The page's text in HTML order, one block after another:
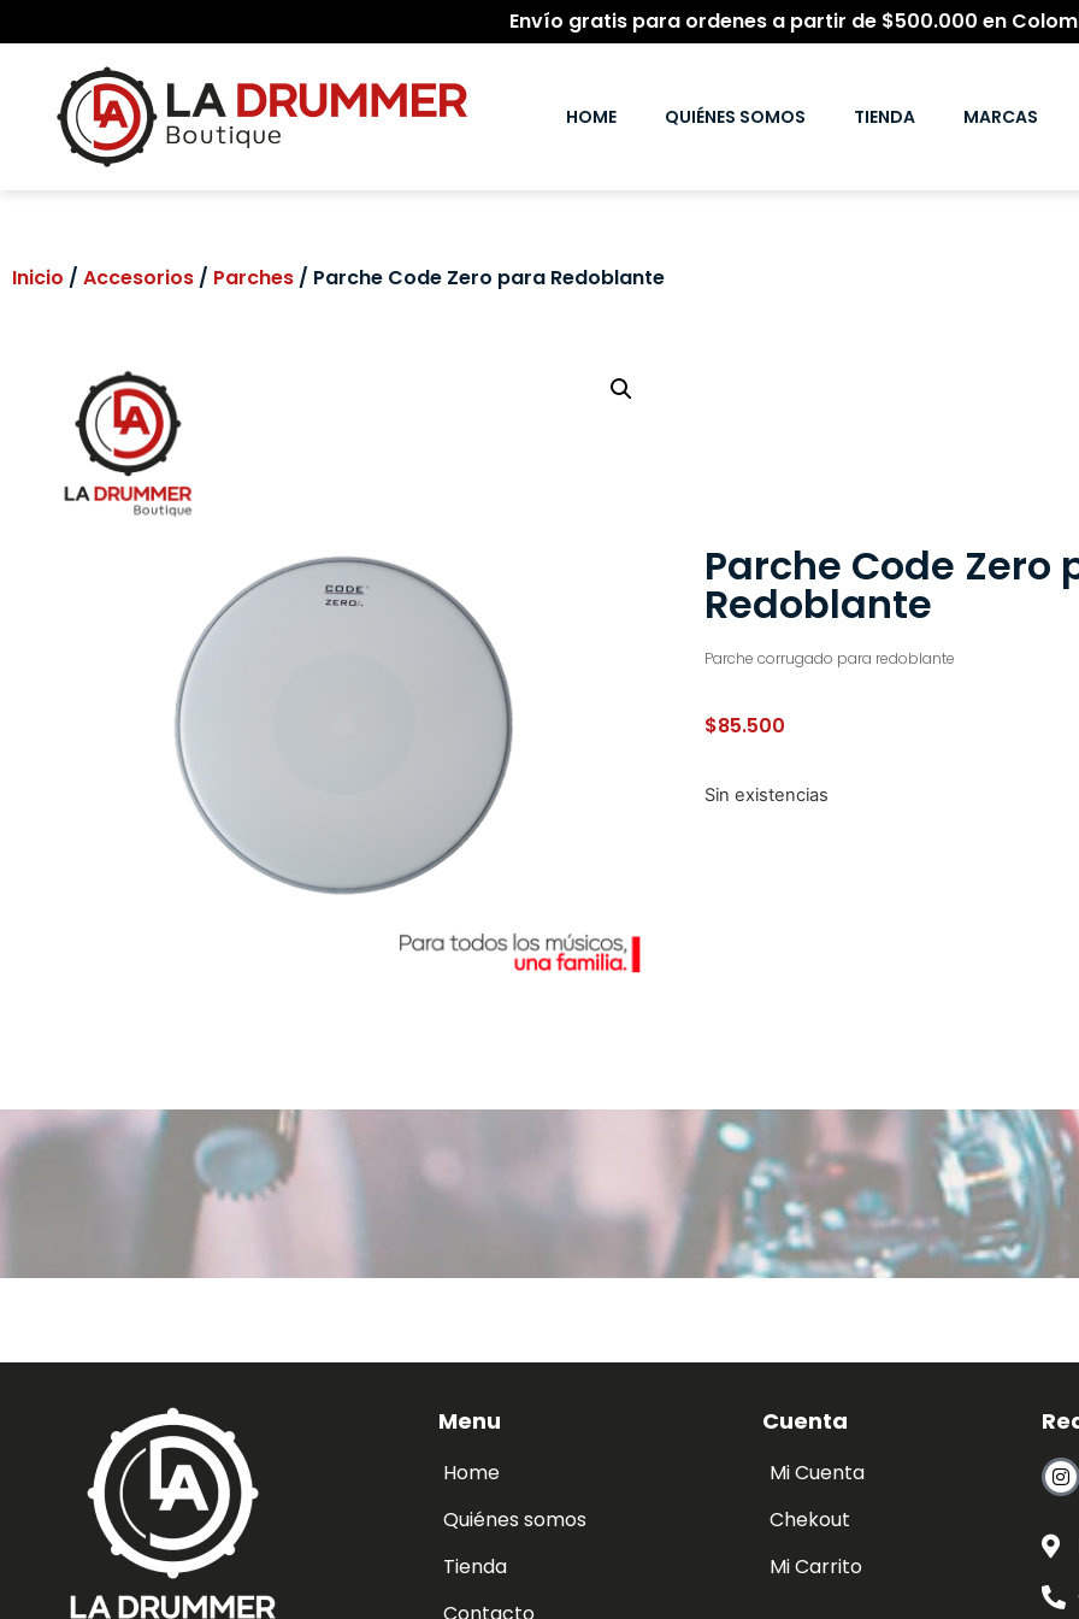
Envío gratis para ordenes a partir de $500.000 en
HOME QUIÉNES SOMOS TIENDA MARCAS
Inicio / Accesorios / Parches / Parche Code Zero para Redoblante
Parche Code Zero
Redoblante
Parche corrugado para redoblante
$85.500
Sin existencias
Menu
Home
Quiénes somos
Tienda
Cuenta
Mi Cuenta
Chekout
Mi Carrito